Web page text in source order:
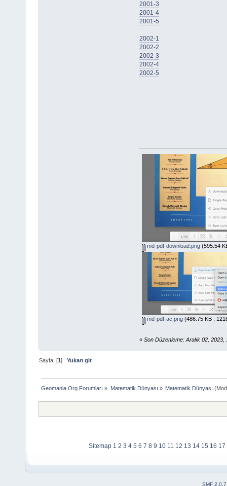
2001-3
2001-4
2001-5
2002-1
2002-2
2002-3
2002-4
2002-5
md-pdf-download.png(595.54
md-pdf-ac.png(486.75 KB ,
« Son Düzenleme: Aralık 02,
Sayfa: [1]Yukarı git
Geomania.Org Forumları » Matematik Dünyası » Matematik Dünyası
Sitemap 1 2 3 4 5 6 7 8 9 10 11 12 13 14 15 16 17
SMF 2.0.7